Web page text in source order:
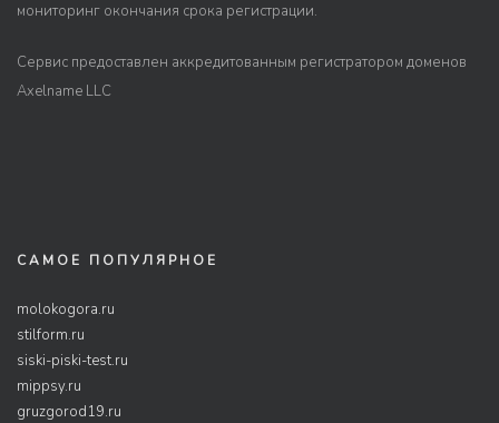
мониторинг окончания срока регистрации.
Сервис предоставлен аккредитованным регистратором доменов
Axelname LLC
САМОЕ ПОПУЛЯРНОЕ
molokogora.ru
stilform.ru
siski-piski-test.ru
mippsy.ru
gruzgorod19.ru